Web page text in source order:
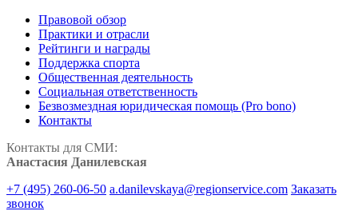
Правовой обзор
Практики и отрасли
Рейтинги и награды
Поддержка спорта
Общественная деятельность
Социальная ответственность
Безвозмездная юридическая помощь (Pro bono)
Контакты
Контакты для СМИ:
Анастасия Данилевская
+7 (495) 260-06-50 a.danilevskaya@regionservice.com Заказать
звонок